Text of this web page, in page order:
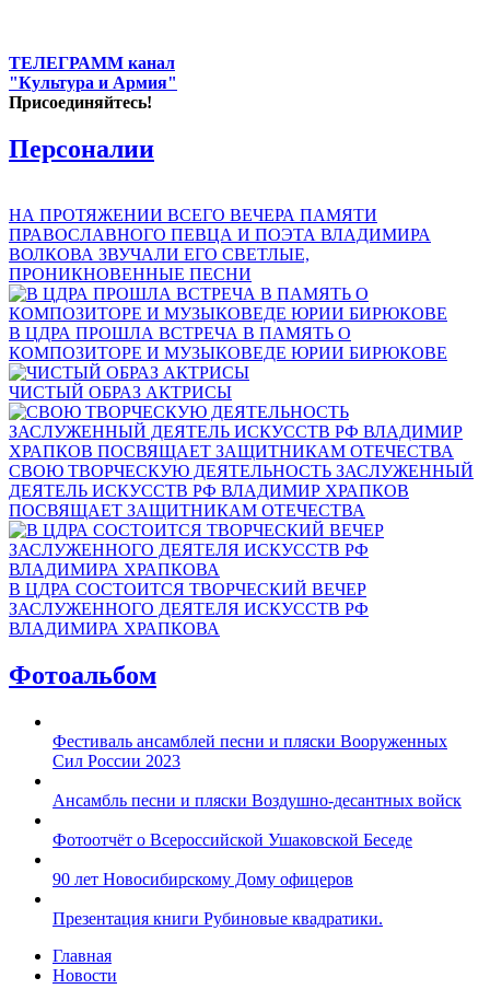
ТЕЛЕГРАММ канал
"Культура и Армия"
Присоединяйтесь!
Персоналии
НА ПРОТЯЖЕНИИ ВСЕГО ВЕЧЕРА ПАМЯТИ
ПРАВОСЛАВНОГО ПЕВЦА И ПОЭТА ВЛАДИМИРА
ВОЛКОВА ЗВУЧАЛИ ЕГО СВЕТЛЫЕ,
ПРОНИКНОВЕННЫЕ ПЕСНИ
В ЦДРА ПРОШЛА ВСТРЕЧА В ПАМЯТЬ О
КОМПОЗИТОРЕ И МУЗЫКОВЕДЕ ЮРИИ БИРЮКОВЕ
ЧИСТЫЙ ОБРАЗ АКТРИСЫ
СВОЮ ТВОРЧЕСКУЮ ДЕЯТЕЛЬНОСТЬ ЗАСЛУЖЕННЫЙ
ДЕЯТЕЛЬ ИСКУССТВ РФ ВЛАДИМИР ХРАПКОВ
ПОСВЯЩАЕТ ЗАЩИТНИКАМ ОТЕЧЕСТВА
В ЦДРА СОСТОИТСЯ ТВОРЧЕСКИЙ ВЕЧЕР
ЗАСЛУЖЕННОГО ДЕЯТЕЛЯ ИСКУССТВ РФ
ВЛАДИМИРА ХРАПКОВА
Фотоальбом
Фестиваль ансамблей песни и пляски Вооруженных
Сил России 2023
Ансамбль песни и пляски Воздушно-десантных войск
Фотоотчёт о Всероссийской Ушаковской Беседе
90 лет Новосибирскому Дому офицеров
Презентация книги Рубиновые квадратики.
Главная
Новости